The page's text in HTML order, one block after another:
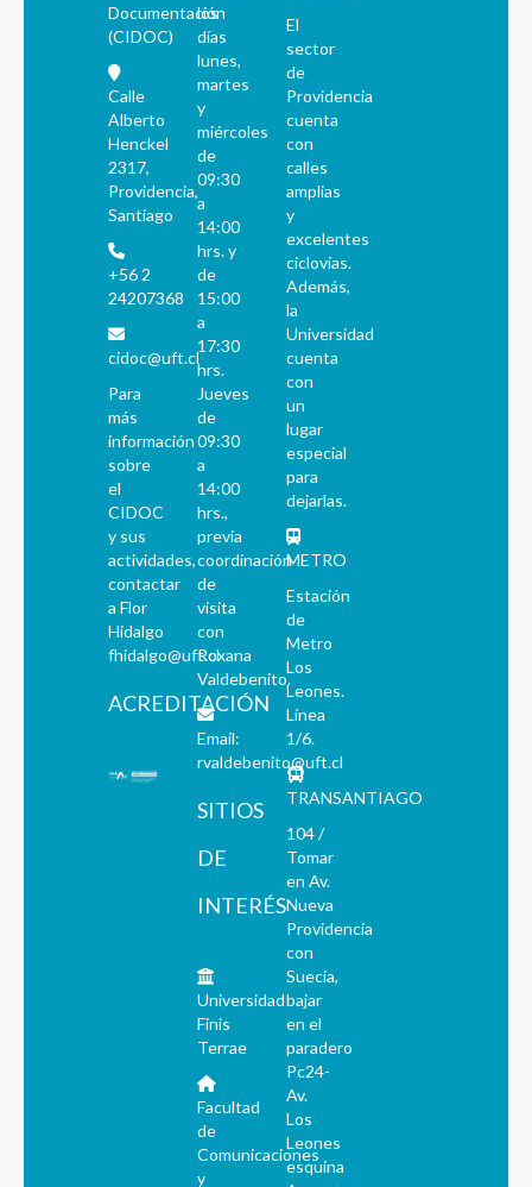
Documentación
(CIDOC)
Calle
Alberto
Henckel
2317,
Providencia,
Santiago
+56 2
24207368
cidoc@uft.cl
Para
más
información
sobre
el
CIDOC
y sus
actividades,
contactar
a Flor
Hidalgo
fhidalgo@uft.cl
ACREDITACIÓN
los
días
lunes,
martes
y
miércoles
de
09:30
a
14:00
hrs. y
de
15:00
a
17:30
hrs.
Jueves
de
09:30
a
14:00
hrs.,
previa
coordinación
de
visita
con
Roxana
Valdebenito.
Email:
rvaldebenito@uft.cl
SITIOS
DE
INTERÉS
Universidad
Finis
Terrae
Facultad
de
Comunicaciones
y
El
sector
de
Providencia
cuenta
con
calles
amplias
y
excelentes
ciclovías.
Además,
la
Universidad
cuenta
con
un
lugar
especial
para
dejarlas.
METRO
Estación
de
Metro
Los
Leones.
Línea
1/6.
TRANSANTIAGO
104 /
Tomar
en Av.
Nueva
Providencia
con
Suecia,
bajar
en el
paradero
Pc24-
Av.
Los
Leones
esquina